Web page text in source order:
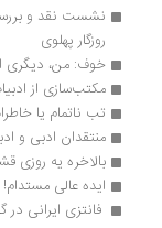
روزگار پهلوی
خوف: من، دیگری است |
مکتب‌سازی از ادبیات
تب ناتمام یا خاطرات
منتقدان ادبی و ادبیات
بالاخره یه روزی
ایده عالی مستدام! | علی
فانتزی ایرانی در